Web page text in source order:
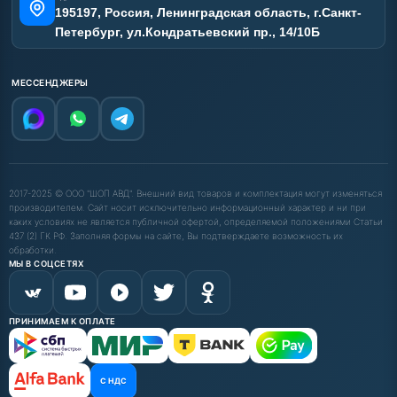
195197, Россия, Ленинградская область, г.Санкт-
Петербург, ул.Кондратьевский пр., 14/10Б
МЕССЕНДЖЕРЫ
2017-2025 © ООО "ШОП АВД". Внешний вид товаров и комплектация могут изменяться
производителем. Сайт носит исключительно информационный характер и ни при
каких условиях не является публичной офертой, определяемой положениями Статьи
437 (2) ГК РФ. Заполняя формы на сайте, Вы подтверждаете возможность их
обработки.
МЫ В СОЦСЕТЯХ
ПРИНИМАЕМ К ОПЛАТЕ
С НДС